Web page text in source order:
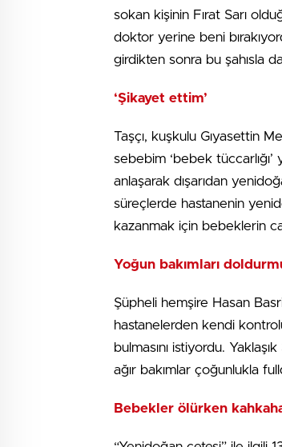
sokan kişinin Fırat Sarı
doktor yerine beni
girdikten sonra bu şahısla
‘Şikayet ettim’
Taşçı, kuşkulu Gıyasettin
sebebim ‘bebek
anlaşarak dışarıdan
süreçlerde hastanenin
kazanmak için bebeklerin
Yoğun bakımları
Şüpheli hemşire Hasan
hastanelerden kendi
bulmasını istiyordu.
ağır bakımlar çoğunlukla
Bebekler ölürken